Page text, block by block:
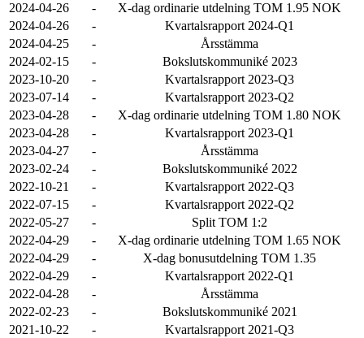
2024-04-26
-
X-dag ordinarie utdelning TOM 1.95 NOK
2024-04-26
-
Kvartalsrapport 2024-Q1
2024-04-25
-
Årsstämma
2024-02-15
-
Bokslutskommuniké 2023
2023-10-20
-
Kvartalsrapport 2023-Q3
2023-07-14
-
Kvartalsrapport 2023-Q2
2023-04-28
-
X-dag ordinarie utdelning TOM 1.80 NOK
2023-04-28
-
Kvartalsrapport 2023-Q1
2023-04-27
-
Årsstämma
2023-02-24
-
Bokslutskommuniké 2022
2022-10-21
-
Kvartalsrapport 2022-Q3
2022-07-15
-
Kvartalsrapport 2022-Q2
2022-05-27
-
Split TOM 1:2
2022-04-29
-
X-dag ordinarie utdelning TOM 1.65 NOK
2022-04-29
-
X-dag bonusutdelning TOM 1.35
2022-04-29
-
Kvartalsrapport 2022-Q1
2022-04-28
-
Årsstämma
2022-02-23
-
Bokslutskommuniké 2021
2021-10-22
- Kvartalsrapport 2021-Q3